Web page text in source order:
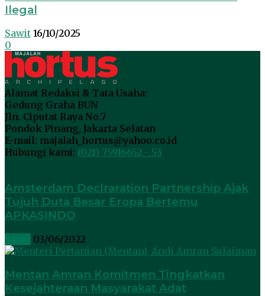
Ilegal
Sawit 16/10/2025
0
Alamat Redaksi & Tata Usaha:
Gedung Graha BUN
Jln. Ciputat Raya No.7
Pondok Pinang, Jakarta Selatan
E-mail: majalah_hortus@yahoo.co.id
Hubungi kami: (021) 75916652 - 53
Amsterdam Declraration Partnership Ajak
Tujuh Duta Besar Eropa Bertemu
APKASINDO
03/06/2022
Mentan Amran Komitmen Tingkatkan
Kesejahteraan Masyarakat Adat